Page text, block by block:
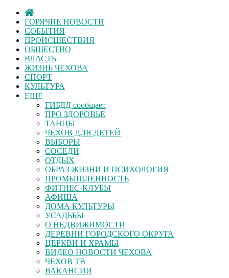
ГОРЯЧИЕ НОВОСТИ
СОБЫТИЯ
ПРОИСШЕСТВИЯ
ОБЩЕСТВО
ВЛАСТЬ
ЖИЗНЬ ЧЕХОВА
СПОРТ
КУЛЬТУРА
ЕЩЕ
ГИБДД сообщает
ПРО ЗДОРОВЬЕ
ТАНЦЫ
ЧЕХОВ ДЛЯ ДЕТЕЙ
ВЫБОРЫ
СОСЕДИ
ОТДЫХ
ОБРАЗ ЖИЗНИ И ПСИХОЛОГИЯ
ПРОМЫШЛЕННОСТЬ
ФИТНЕС-КЛУБЫ
АФИША
ДОМА КУЛЬТУРЫ
УСАДЬБЫ
О НЕДВИЖИМОСТИ
ДЕРЕВНИ ГОРОДСКОГО ОКРУГА
ЦЕРКВИ И ХРАМЫ
ВИДЕО НОВОСТИ ЧЕХОВА
ЧЕХОВ ТВ
ВАКАНСИИ